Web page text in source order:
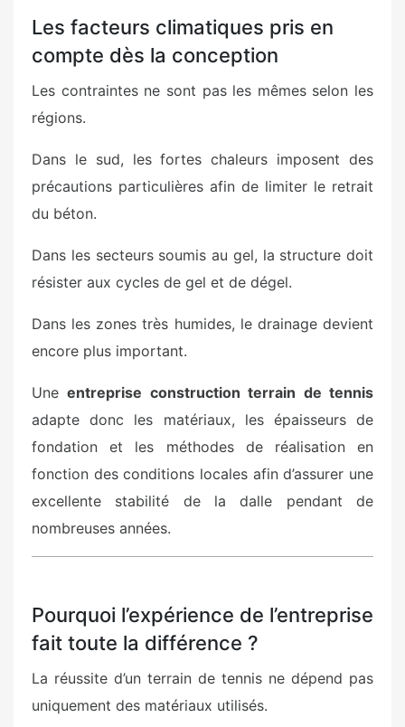
Les facteurs climatiques pris en
compte dès la conception
Les contraintes ne sont pas les mêmes selon les
régions.
Dans le sud, les fortes chaleurs imposent des
précautions particulières afin de limiter le retrait
du béton.
Dans les secteurs soumis au gel, la structure doit
résister aux cycles de gel et de dégel.
Dans les zones très humides, le drainage devient
encore plus important.
Uneentreprise construction terrain de tennis
adapte donc les matériaux, les épaisseurs de
fondation et les méthodes de réalisation en
fonction des conditions locales afin d’assurer une
excellente stabilité de la dalle pendant de
nombreuses années.
Pourquoi l’expérience de l’entreprise
fait toute la différence ?
La réussite d’un terrain de tennis ne dépend pas
uniquement des matériaux utilisés.